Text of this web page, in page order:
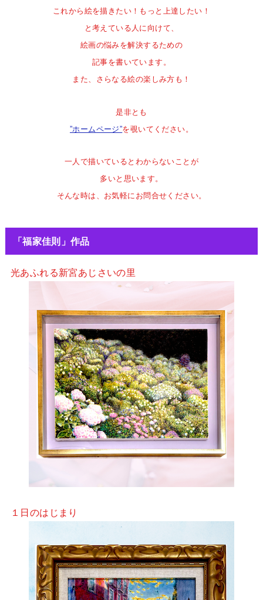
これから絵を描きたい！ もっと上達したい！
と 考えている人に向けて、
絵画の悩みを解決するための
記事を書いています。
また、さらなる絵の楽しみ方も！
是非とも
”ホームページ”を覗いてください。
一人で描いているとわからないことが
多いと思います。
そんな時は、お気軽にお問合せください。
「福家佳則」作品
光あふれる新宮あじさいの里
１日のはじまり